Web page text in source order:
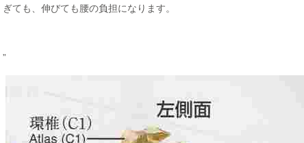
ぎても、伸びても腰の負担になります。
”